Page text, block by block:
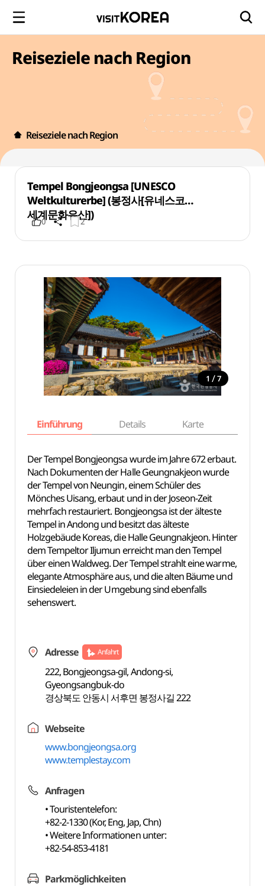
Reiseziele nach Region
Reiseziele nach Region
Tempel Bongjeongsa [UNESCO
Weltkulturerbe] (봉정사[유네스코
세계문화유산])
0 2
1 / 7
Einführung Details Karte
Der Tempel Bongjeongsa wurde im Jahre 672 erbaut.
Nach Dokumenten der Halle Geungnakjeon wurde
der Tempel von Neungin, einem Schüler des
Mönches Uisang, erbaut und in der Joseon-Zeit
mehrfach restauriert. Bongjeongsa ist der älteste
Tempel in Andong und besitzt das älteste
Holzgebäude Koreas, die Halle Geungnakjeon. Hinter
dem Tempeltor Iljumun erreicht man den Tempel
über einen Waldweg. Der Tempel strahlt eine warme,
elegante Atmosphäre aus, und die alten Bäume und
Einsiedeleien in der Umgebung sind ebenfalls
sehenswert.
Adresse Anfahrt
222, Bongjeongsa-gil, Andong-si,
Gyeongsangbuk-do
경상북도 안동시 서후면 봉정사길 222
Webseite
www.bongjeongsa.org
www.templestay.com
Anfragen
• Touristentelefon:
+82-2-1330 (Kor, Eng, Jap, Chn)
• Weitere Informationen unter:
+82-54-853-4181
Parkmöglichkeiten